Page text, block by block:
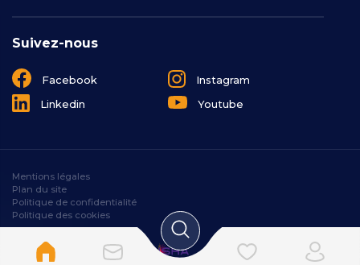
Suivez-nous
Facebook
Instagram
Linkedin
Youtube
Mentions légales
Plan du site
Politique de confidentialité
Politique des cookies
Designé et développé par